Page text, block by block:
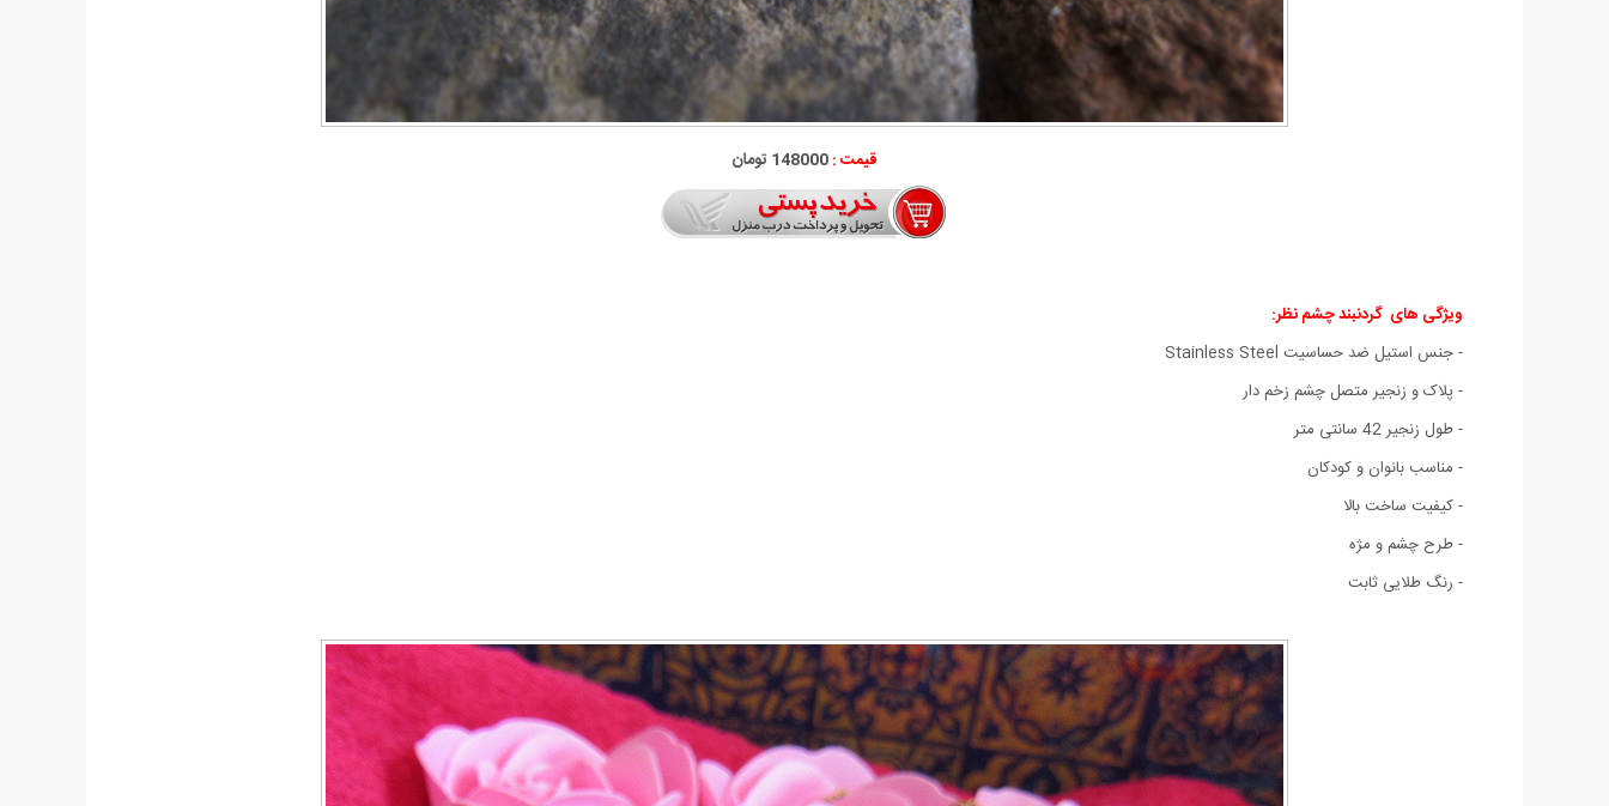
قیمت :148000 تومان
ویژگی های گردنبند چشم نظر:
- جنس استیل ضد حساسیت Stainless Steel
- پلاک و زنجیر متصل چشم زخم دار
- طول زنجیر 42 سانتی متر
- مناسب بانوان و کودکان
- کیفیت ساخت بالا
- طرح چشم و مژه
- رنگ طلایی ثابت